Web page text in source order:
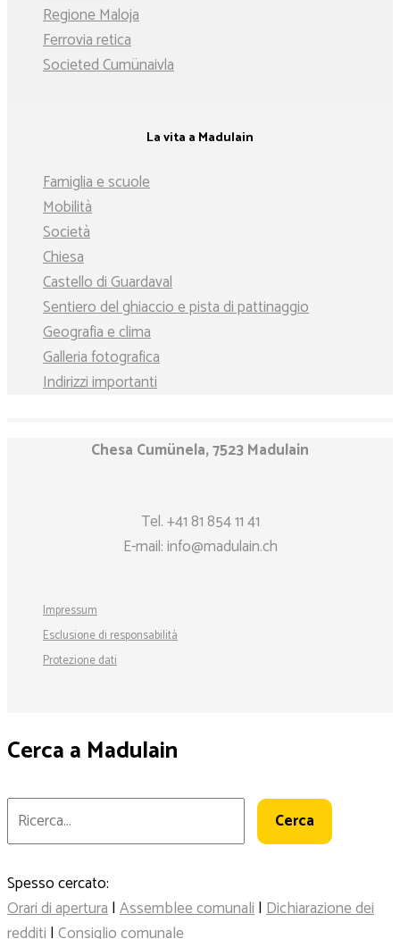
Regione Maloja
Ferrovia retica
Societed Cumünaivla
La vita a Madulain
Famiglia e scuole
Mobilità
Società
Chiesa
Castello di Guardaval
Sentiero del ghiaccio e pista di pattinaggio
Geografia e clima
Galleria fotografica
Indirizzi importanti
Chesa Cumünela, 7523 Madulain
Tel.+41 81 854 11 41
E-mail:info@madulain.ch
Impressum
Esclusione di responsabilità
Protezione dati
Cerca a Madulain
Spesso cercato:
Orari di apertura|Assemblee comunali|Dichiarazione dei
redditi |Consiglio comunale